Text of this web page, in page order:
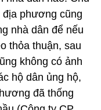
phương cũng
nhà dân để nếu
thỏa thuận, sau
không có ảnh
hộ dân ủng hộ,
đã thống